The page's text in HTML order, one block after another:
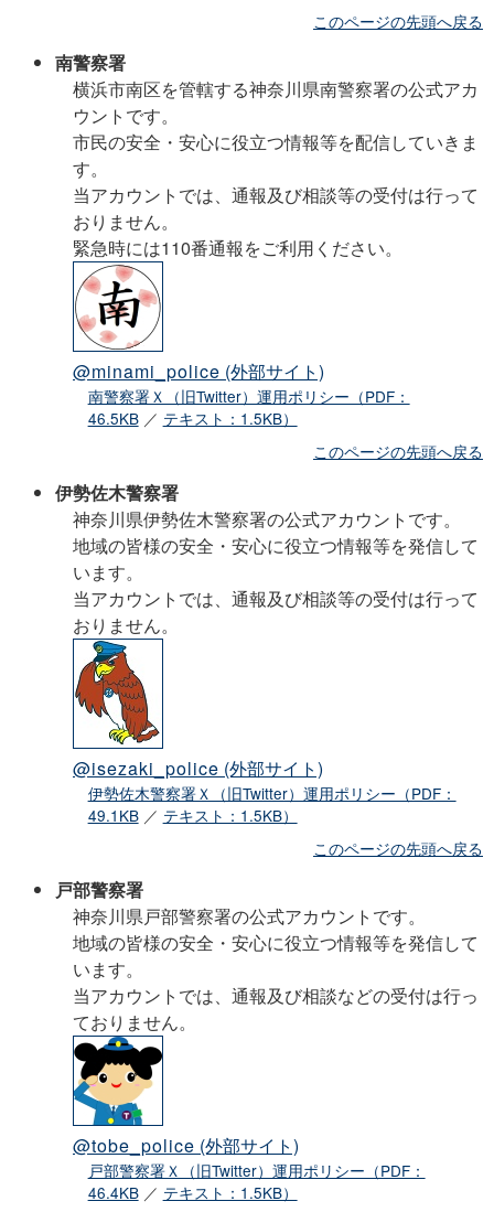
このページの先頭へ戻る
南警察署
横浜市南区を管轄する神奈川県南警察署の公式アカ
ウントです。
市民の安全・安心に役立つ情報等を配信していきま
す。
当アカウントでは、通報及び相談等の受付は行って
おりません。
緊急時には110番通報をご利用ください。
@minami_police (外部サイト)
南警察署Ｘ（旧Twitter）運用ポリシー（PDF：
46.5KB／ テキスト：1.5KB）
このページの先頭へ戻る
伊勢佐木警察署
神奈川県伊勢佐木警察署の公式アカウントです。
地域の皆様の安全・安心に役立つ情報等を発信して
います。
当アカウントでは、通報及び相談等の受付は行って
おりません。
@isezaki_police (外部サイト)
伊勢佐木警察署Ｘ（旧Twitter）運用ポリシー（PDF：
49.1KB／ テキスト：1.5KB）
このページの先頭へ戻る
戸部警察署
神奈川県戸部警察署の公式アカウントです。
地域の皆様の安全・安心に役立つ情報等を発信して
います。
当アカウントでは、通報及び相談などの受付は行っ
ておりません。
@tobe_police (外部サイト)
戸部警察署Ｘ（旧Twitter）運用ポリシー（PDF：
46.4KB／ テキスト：1.5KB）